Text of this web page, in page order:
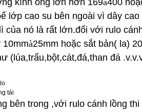
kính ống lớn hơn 169à400
lớp cao su bên ngoài vì dây
nó là rất lớn.đối với rulo
10mmà25mm hoặc sắt bản( la)
(lúa,trấu,bột,cát,đá,than đá
tải
bên trong ,với rulo cánh lồng thi